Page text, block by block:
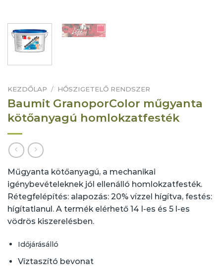
KEZDŐLAP / HŐSZIGETELŐ RENDSZER
Baumit GranoporColor műgyanta
kötőanyagú homlokzatfesték
Műgyanta kötőanyagú, a mechanikai
igénybevételeknek jól ellenálló homlokzatfesték.
Rétegfelépítés: alapozás: 20% vízzel hígítva, festés:
hígítatlanul. A termék elérhető 14 l-es és 5 l-es
vödrös kiszerelésben.
Időjárásálló
Víztaszító bevonat